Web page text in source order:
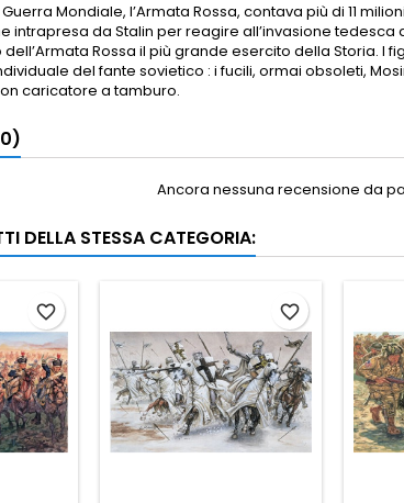
Mondiale, l’Armata Rossa, contava più di 11
intrapresa da Stalin per reagire all’invasione tedesca
Rossa il più grande esercito della Storia. I
del fante sovietico : i fucili, ormai obsoleti,
caricatore a tamburo.
Ancora nessuna recensione da
DELLA STESSA CATEGORIA:
favorite_border favorite_border